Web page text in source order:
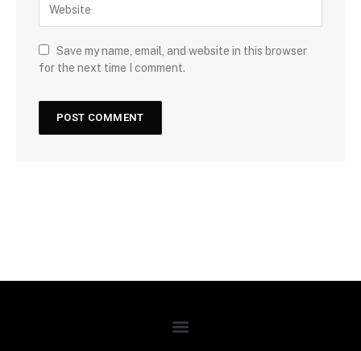
Save my name, email, and website in this browser
for the next time I comment.